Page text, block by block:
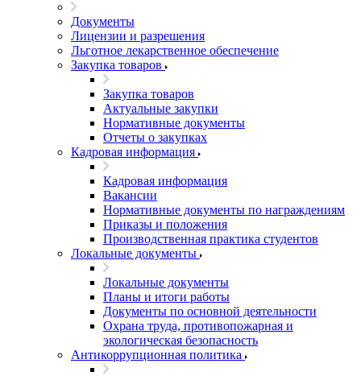
Документы
Лицензии и разрешения
Льготное лекарственное обеспечение
Закупка товаров
Закупка товаров
Актуальные закупки
Нормативные документы
Отчеты о закупках
Кадровая информация
Кадровая информация
Вакансии
Нормативные документы по награждениям
Приказы и положения
Производственная практика студентов
Локальные документы
Локальные документы
Планы и итоги работы
Документы по основной деятельности
Охрана труда, противопожарная и
экологическая безопасность
Антикоррупционная политика